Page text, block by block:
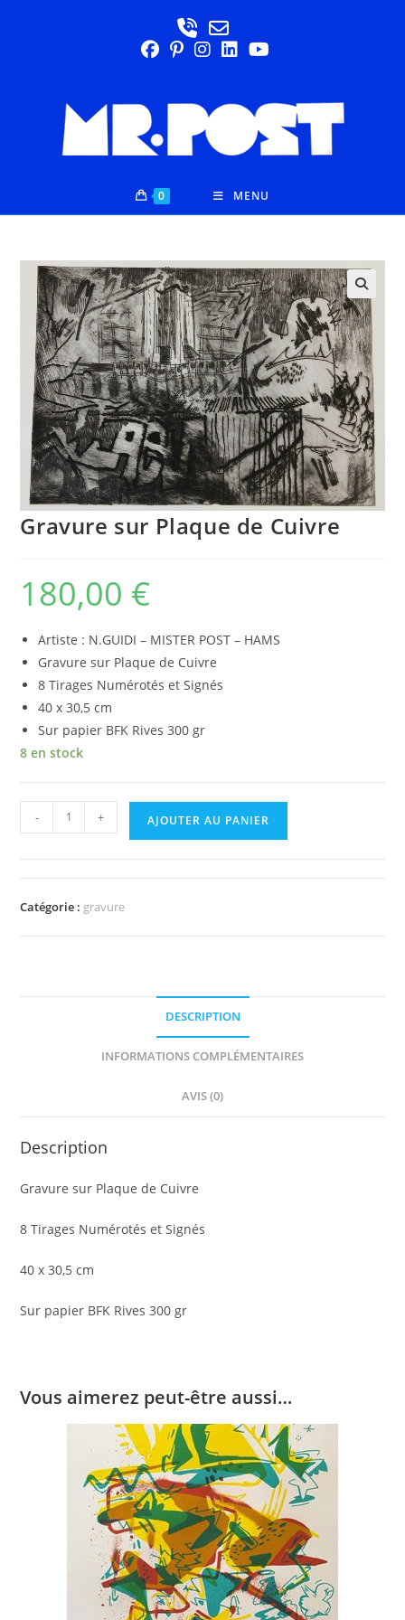
0 MENU
Gravure sur Plaque de Cuivre
180,00 €
Artiste : N.GUIDI – MISTER POST – HAMS
Gravure sur Plaque de Cuivre
8 Tirages Numérotés et Signés
40 x 30,5 cm
Sur papier BFK Rives 300 gr
8 en stock
- + AJOUTER AU PANIER
Catégorie : gravure
DESCRIPTION
INFORMATIONS COMPLÉMENTAIRES
AVIS (0)
Description
Gravure sur Plaque de Cuivre
8 Tirages Numérotés et Signés
40 x 30,5 cm
Sur papier BFK Rives 300 gr
Vous aimerez peut-être aussi…